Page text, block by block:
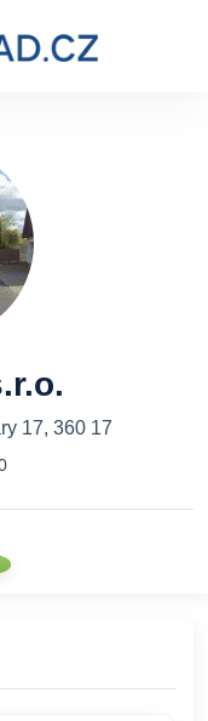
17, 360 17